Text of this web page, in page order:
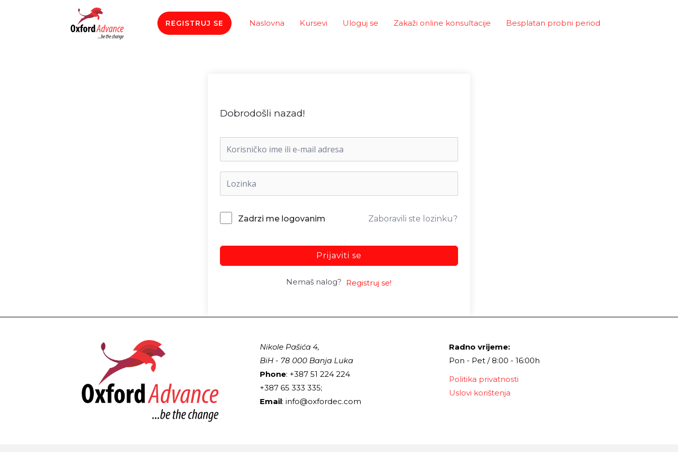
REGISTRUJ SE Naslovna Kursevi Uloguj se Zakaži online konsultacije Besplatan probni period
Dobrodošli nazad!
Zadrzi me logovanim Zaboravili ste lozinku?
Prijaviti se
Nemaš nalog? Registruj se!
Nikole Pašića 4,
BiH - 78 000 Banja Luka
Phone: +387 51 224 224
+387 65 333 335;
Email: info@oxfordec.com
Radno vrijeme:
Pon - Pet / 8:00 - 16:00h
Politika privatnosti
Uslovi korištenja